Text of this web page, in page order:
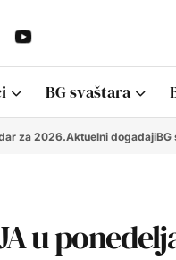
BG svaštara
za 2026.Aktuelni događajiBG
u